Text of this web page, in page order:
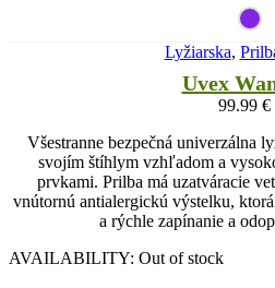
Lyžiarska,
Uvex
99.99 €
Všestranne bezpečná univerzálna
svojím štíhlym vzhľadom a
prvkami. Prilba má uzatváracie
vnútornú antialergickú výstelku,
a rýchle zapínanie a
AVAILABILITY: Out of stock